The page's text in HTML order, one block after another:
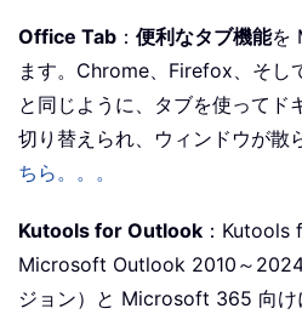
Office Tab ： 便利なタブ機能を
ます。Chrome、Firefox、そし
と同じように、タブを使ってド
切り替えられ、ウィンドウが散
ちら。。。
Kutools for Outlook ：Kutools
Microsoft Outlook 2010～
ジョン）と Microsoft 365 向け